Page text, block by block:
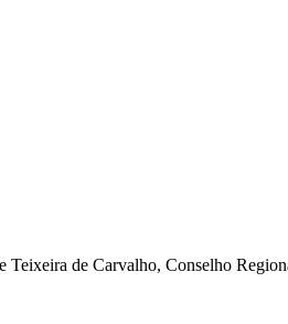
Teixeira de Carvalho, Conselho